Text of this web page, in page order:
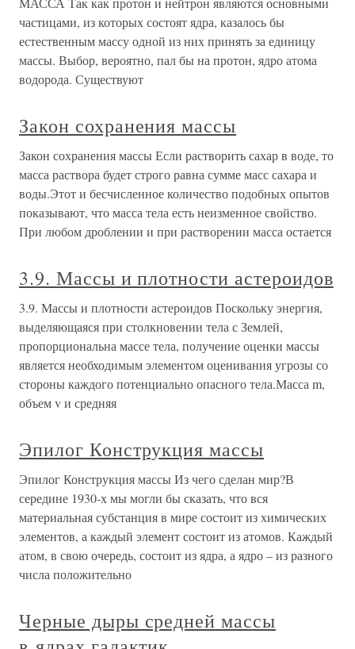
частицами, из которых состоят ядра, казалось бы
естественным массу одной из них принять за единицу
массы. Выбор, вероятно, пал бы на протон, ядро атома
водорода. Существуют
Закон сохранения массы
Закон сохранения массы Если растворить сахар в воде, то
масса раствора будет строго равна сумме масс сахара и
воды.Этот и бесчисленное количество подобных опытов
показывают, что масса тела есть неизменное свойство.
При любом дроблении и при растворении масса остается
3.9. Массы и плотности астероидов
3.9. Массы и плотности астероидов Поскольку энергия,
выделяющаяся при столкновении тела с Землей,
пропорциональна массе тела, получение оценки массы
является необходимым элементом оценивания угрозы со
стороны каждого потенциально опасного тела.Масса m,
объем v и средняя
Эпилог Конструкция массы
Эпилог Конструкция массы Из чего сделан мир?В
середине 1930-х мы могли бы сказать, что вся
материальная субстанция в мире состоит из химических
элементов, а каждый элемент состоит из атомов. Каждый
атом, в свою очередь, состоит из ядра, а ядро – из разного
числа положительно
Черные дыры средней массы